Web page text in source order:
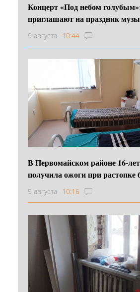
Концерт «Под небом
приглашают на праздник
9 августа 10:44
В Первомайском районе
получила ожоги при растопке
9 августа 10:16